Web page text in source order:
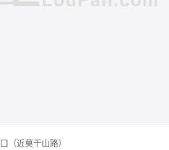
（近莫干山路）